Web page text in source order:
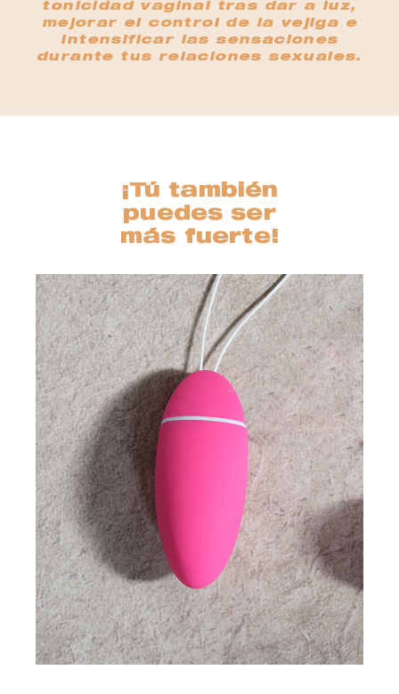
tonicidad vaginal tras dar a luz,
mejorar el control de la vejiga e
intensificar las sensaciones
durante tus relaciones sexuales.
¡Tú también
puedes ser
más fuerte!